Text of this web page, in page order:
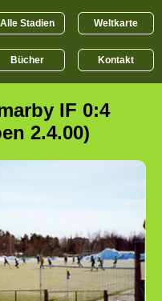
Alle Stadien Weltkarte
Bücher Kontakt
IF 0:4
2.4.00)